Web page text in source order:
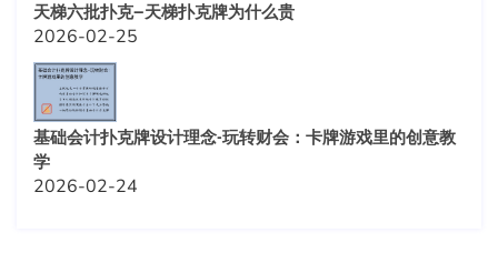
天梯六批扑克—天梯扑克牌为什么贵
2026-02-25
基础会计扑克牌设计理念-玩转财会：卡牌游戏里的创意教
学
2026-02-24